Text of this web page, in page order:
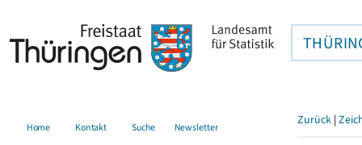
Home Kontakt Suche Newsletter Zurück |